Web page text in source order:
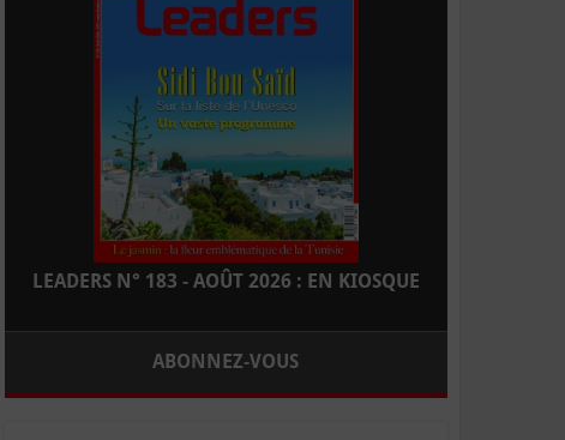
LEADERS N° 183 - AOÛT 2026 : EN KIOSQUE
ABONNEZ-VOUS